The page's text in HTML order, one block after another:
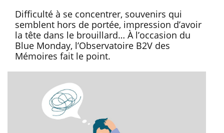
Difficulté à se concentrer, souvenirs qui
semblent hors de portée, impression d’avoir
la tête dans le brouillard… À l’occasion du
Blue Monday, l’Observatoire B2V des
Mémoires fait le point.